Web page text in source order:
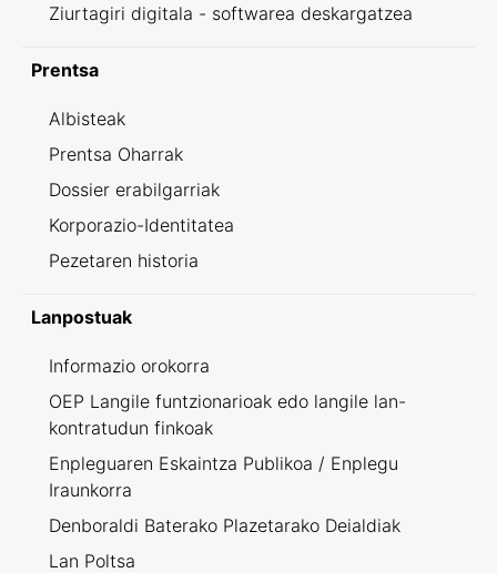
Ziurtagiri digitala - softwarea deskargatzea
Prentsa
Albisteak
Prentsa Oharrak
Dossier erabilgarriak
Korporazio-Identitatea
Pezetaren historia
Lanpostuak
Informazio orokorra
OEP Langile funtzionarioak edo langile lan-
kontratudun finkoak
Enpleguaren Eskaintza Publikoa / Enplegu
Iraunkorra
Denboraldi Baterako Plazetarako Deialdiak
Lan Poltsa